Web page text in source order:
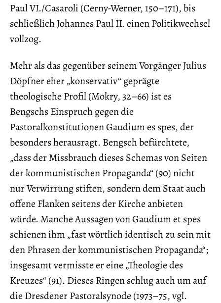
Paul VI./Casaroli (Cerny-Werner, 150–171), bis
schließlich Johannes Paul II. einen Politikwechsel
vollzog.
Mehr als das gegenüber seinem Vorgänger Julius
Döpfner eher „konservativ“ geprägte
theologische Profil (Mokry, 32–66) ist es
Bengschs Einspruch gegen die
Pastoralkonstitutionen Gaudium es spes, der
besonders herausragt. Bengsch befürchtete,
„dass der Missbrauch dieses Schemas von Seiten
der kommunistischen Propaganda“ (90) nicht
nur Verwirrung stiften, sondern dem Staat auch
offene Flanken seitens der Kirche anbieten
würde. Manche Aussagen von Gaudium et spes
schienen ihm „fast wörtlich identisch zu sein mit
den Phrasen der kommunistischen Propaganda“;
insgesamt vermisste er eine „Theologie des
Kreuzes“ (91). Dieses Ringen schlug auch um auf
die Dresdener Pastoralsynode (1973–75, vgl.